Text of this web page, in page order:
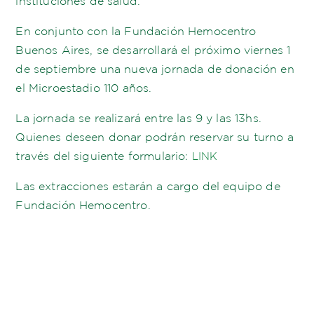
En conjunto con la Fundación Hemocentro
Buenos Aires, se desarrollará el próximo viernes 1
de septiembre una nueva jornada de donación en
el Microestadio 110 años.
La jornada se realizará entre las 9 y las 13hs.
Quienes deseen donar podrán reservar su turno a
través del siguiente formulario: LINK
Las extracciones estarán a cargo del equipo de
Fundación Hemocentro.